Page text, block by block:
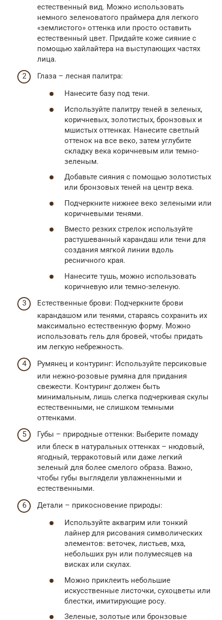
естественный вид. Можно использовать
немного зеленоватого праймера для легкого
«землистого» оттенка или просто оставить
естественный цвет. Придайте коже сияние с
помощью хайлайтера на выступающих частях
лица.
Глаза – лесная палитра:
Нанесите базу под тени.
Используйте палитру теней в зеленых,
коричневых, золотистых, бронзовых и
мшистых оттенках. Нанесите светлый
оттенок на все веко, затем углубите
складку века коричневым или темно-
зеленым.
Добавьте сияния с помощью золотистых
или бронзовых теней на центр века.
Подчеркните нижнее веко зелеными или
коричневыми тенями.
Вместо резких стрелок используйте
растушеванный карандаш или тени для
создания мягкой линии вдоль
ресничного края.
Нанесите тушь, можно использовать
коричневую или темно-зеленую.
Естественные брови: Подчеркните брови
карандашом или тенями, стараясь сохранить их
максимально естественную форму. Можно
использовать гель для бровей, чтобы придать
им легкую небрежность.
Румянец и контуринг: Используйте персиковые
или нежно-розовые румяна для придания
свежести. Контуринг должен быть
минимальным, лишь слегка подчеркивая скулы
естественными, не слишком темными
оттенками.
Губы – природные оттенки: Выберите помаду
или блеск в натуральных оттенках – нюдовый,
ягодный, терракотовый или даже легкий
зеленый для более смелого образа. Важно,
чтобы губы выглядели увлажненными и
естественными.
Детали – прикосновение природы:
Используйте аквагрим или тонкий
лайнер для рисования символических
элементов: веточек, листьев, мха,
небольших рун или полумесяцев на
висках или скулах.
Можно приклеить небольшие
искусственные листочки, сухоцветы или
блестки, имитирующие росу.
Зеленые, золотые или бронзовые